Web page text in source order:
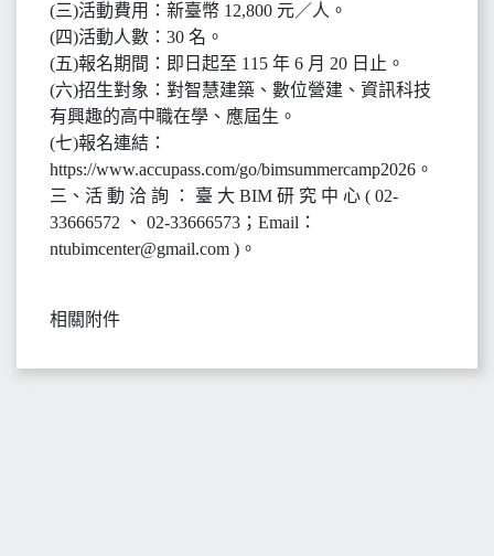
(三)活動費用：新臺幣 12,800 元／人。
(四)活動人數：30 名。
(五)報名期間：即日起至 115 年 6 月 20 日止。
(六)招生對象：對智慧建築、數位營建、資訊科技
有興趣的高中職在學、應屆生。
(七)報名連結：
https://www.accupass.com/go/bimsummercamp2026。
三、活 動 洽 詢 ： 臺 大 BIM 研 究 中 心 ( 02-
33666572 、 02-33666573；Email：
ntubimcenter@gmail.com )。
相關附件